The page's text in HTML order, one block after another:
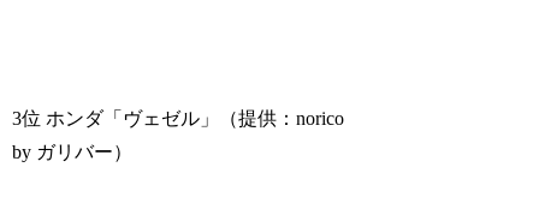
3位 ホンダ「ヴェゼル」（提供：norico
by ガリバー）